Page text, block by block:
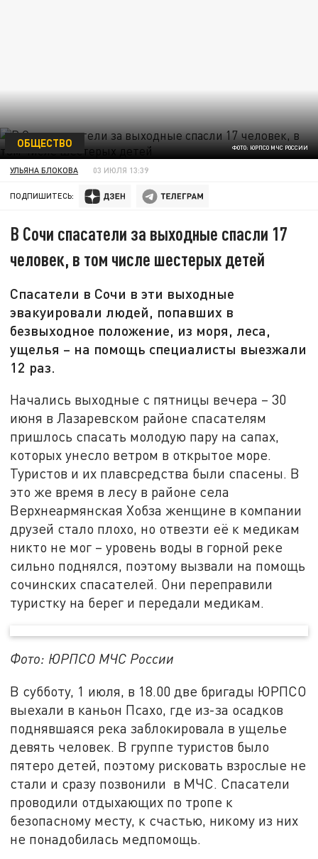
ФОТО: ЮРПСО МЧС РОССИИ
ОБЩЕСТВО
УЛЬЯНА БЛОКОВА 03 ИЮЛЯ 13:39
ПОДПИШИТЕСЬ:
В Сочи спасатели за выходные спасли 17
человек, в том числе шестерых детей
Спасатели в Сочи в эти выходные
эвакуировали людей, попавших в
безвыходное положение, из моря, леса,
ущелья – на помощь специалисты выезжали
12 раз.
Начались выходные с пятницы вечера – 30
июня в Лазаревском районе спасателям
пришлось спасать молодую пару на сапах,
которых унесло ветром в открытое море.
Туристов и их плавсредства были спасены. В
это же время в лесу в районе села
Верхнеармянская Хобза женщине в компании
друзей стало плохо, но отвезти её к медикам
никто не мог – уровень воды в горной реке
сильно поднялся, поэтому вызвали на помощь
сочинских спасателей. Они переправили
туристку на берег и передали медикам.
Фото: ЮРПСО МЧС России
В субботу, 1 июля, в 18.00 две бригады ЮРПСО
выехали в каньон Псахо, где из-за осадков
поднявшаяся река заблокировала в ущелье
девять человек. В группе туристов было
пятеро детей, поэтому рисковать взрослые не
стали и сразу позвонили в МЧС. Спасатели
проводили отдыхающих по тропе к
безопасному месту, к счастью, никому из них
не понадобилась медпомощь.